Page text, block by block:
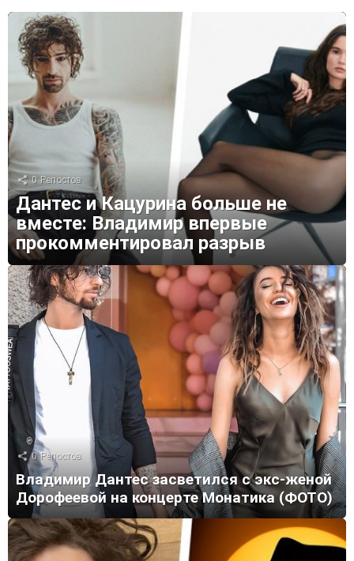
0 Репостов
Дантес и Кацурина больше не
вместе: Владимир впервые
прокомментировал разрыв
0 Репостов
Владимир Дантес засветился с экс-женой
Дорофеевой на концерте Монатика (ФОТО)